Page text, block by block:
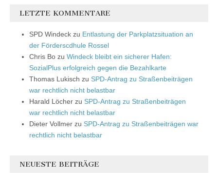
LETZTE KOMMENTARE
SPD Windeck zu Entlastung der Parkplatzsituation an
der Förderscdhule Rossel
Chris Bo zu Windeck bleibt ein sicherer Hafen:
SozialPlus erfolgreich gegen die Bezahlkarte
Thomas Lukisch zu SPD-Antrag zu Straßenbeiträgen
war rechtlich nicht belastbar
Harald Löcher zu SPD-Antrag zu Straßenbeiträgen
war rechtlich nicht belastbar
Dieter Vollmer zu SPD-Antrag zu Straßenbeiträgen war
rechtlich nicht belastbar
NEUESTE BEITRÄGE